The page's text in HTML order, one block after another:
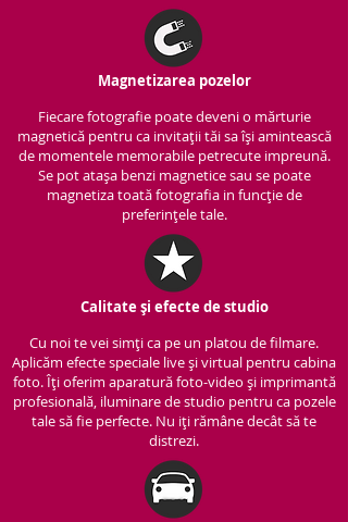
Magnetizarea pozelor
Fiecare fotografie poate deveni o mărturie
magnetică pentru ca invitații tăi sa își amintească
de momentele memorabile petrecute impreună.
Se pot atașa benzi magnetice sau se poate
magnetiza toată fotografia in funcție de
preferințele tale.
Calitate și efecte de studio
Cu noi te vei simți ca pe un platou de filmare.
Aplicăm efecte speciale live și virtual pentru cabina
foto. Îți oferim aparatură foto-video și imprimantă
profesională, iluminare de studio pentru ca pozele
tale să fie perfecte. Nu iți rămâne decât să te
distrezi.